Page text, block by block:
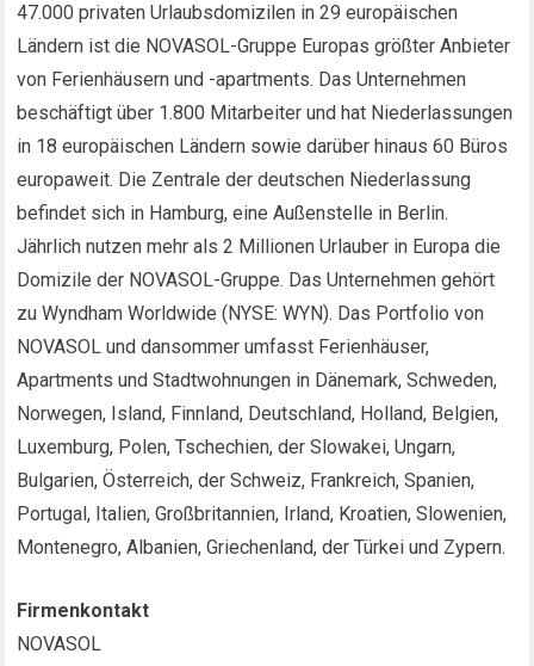
47.000 privaten Urlaubsdomizilen in 29 europäischen
Ländern ist die NOVASOL-Gruppe Europas größter Anbieter
von Ferienhäusern und -apartments. Das Unternehmen
beschäftigt über 1.800 Mitarbeiter und hat Niederlassungen
in 18 europäischen Ländern sowie darüber hinaus 60 Büros
europaweit. Die Zentrale der deutschen Niederlassung
befindet sich in Hamburg, eine Außenstelle in Berlin.
Jährlich nutzen mehr als 2 Millionen Urlauber in Europa die
Domizile der NOVASOL-Gruppe. Das Unternehmen gehört
zu Wyndham Worldwide (NYSE: WYN). Das Portfolio von
NOVASOL und dansommer umfasst Ferienhäuser,
Apartments und Stadtwohnungen in Dänemark, Schweden,
Norwegen, Island, Finnland, Deutschland, Holland, Belgien,
Luxemburg, Polen, Tschechien, der Slowakei, Ungarn,
Bulgarien, Österreich, der Schweiz, Frankreich, Spanien,
Portugal, Italien, Großbritannien, Irland, Kroatien, Slowenien,
Montenegro, Albanien, Griechenland, der Türkei und Zypern.
Firmenkontakt
NOVASOL